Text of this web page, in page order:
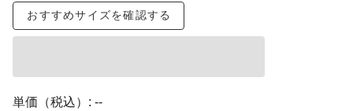
おすすめサイズを確認する
単価（税込）: --